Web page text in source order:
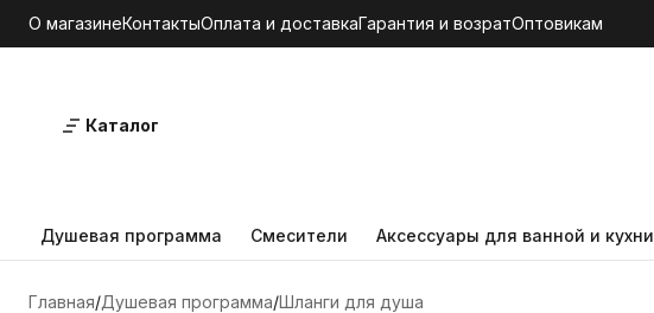
О магазинеКонтактыОплата и доставкаГарантия и возратОптовикам
Каталог
Душевая программа Смесители Аксессуары для ванной и кухни
Главная Душевая программа Шланги для душа